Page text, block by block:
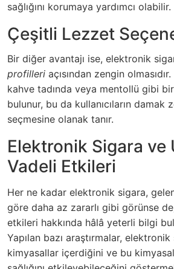
sağlığını korumaya yardımcı olabilir.
Çeşitli Lezzet
Bir diğer avantajı ise, elektronik
profilleri açısından zengin
kahve tadında veya mentollü gibi
bulunur, bu da kullanıcıların damak
seçmesine olanak tanır.
Elektronik Sigara ve
Vadeli Etkileri
Her ne kadar elektronik sigara,
göre daha az zararlı gibi görünse
etkileri hakkında hâlâ yeterli bilgi
Yapılan bazı araştırmalar, elektronik
kimyasallar içerdiğini ve bu